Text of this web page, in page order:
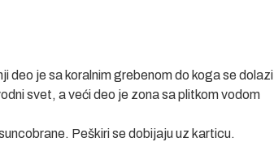
deo je sa koralnim grebenom do koga se dolazi
svet, a veći deo je zona sa plitkom vodom
Peškiri se dobijaju uz karticu.